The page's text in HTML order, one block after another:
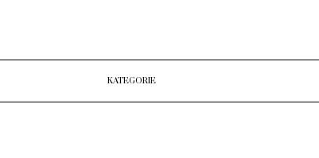
KATEGORIE